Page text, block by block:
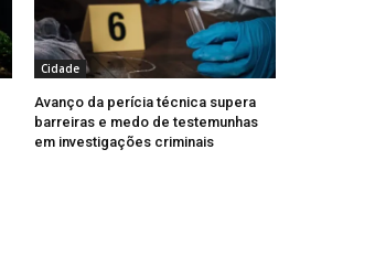
Cidade
Avanço da perícia técnica supera
barreiras e medo de testemunhas
em investigações criminais